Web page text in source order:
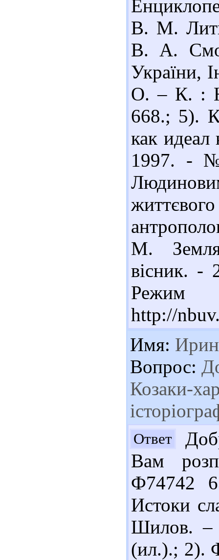
В. М.
В. А.
України,
О. – К. :
668.; 5).
как
1997. -
М.
вісник.
http://
Имя:
Вопрос:
Козаки-
Ответ
Вам
Ф74742
Истоки
Шилов.
(ил.).; 2).